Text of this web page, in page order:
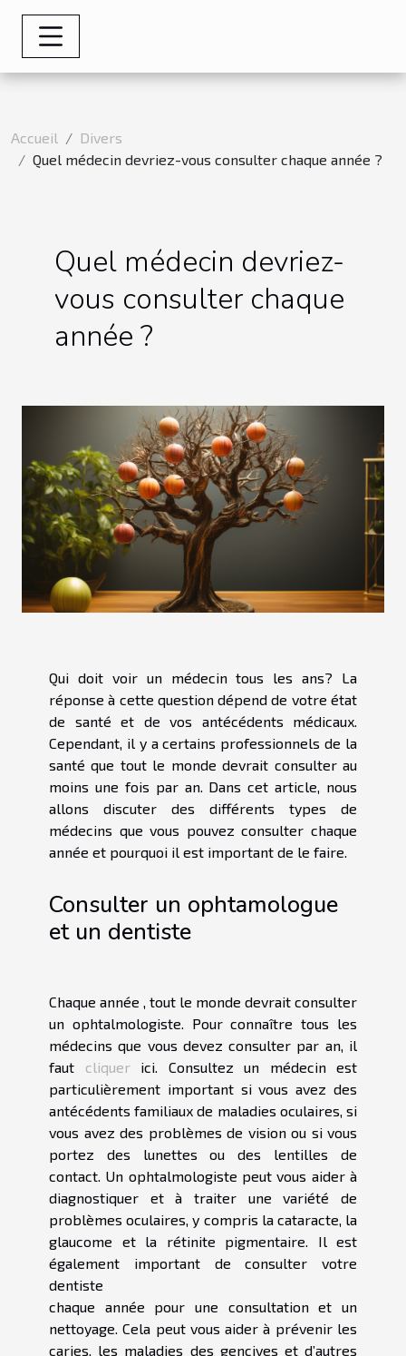
Accueil
Divers
Quel médecin devriez-vous consulter chaque année ?
Quel médecin devriez-
vous consulter chaque
année ?
Qui doit voir un médecin tous les ans? La
réponse à cette question dépend de votre état
de santé et de vos antécédents médicaux.
Cependant, il y a certains professionnels de la
santé que tout le monde devrait consulter au
moins une fois par an. Dans cet article, nous
allons discuter des différents types de
médecins que vous pouvez consulter chaque
année et pourquoi il est important de le faire.
Consulter un ophtamologue
et un dentiste
Chaque année , tout le monde devrait consulter
un ophtalmologiste. Pour connaître tous les
médecins que vous devez consulter par an, il
faut cliquerici. Consultez un médecin est
particulièrement important si vous avez des
antécédents familiaux de maladies oculaires, si
vous avez des problèmes de vision ou si vous
portez des lunettes ou des lentilles de
contact. Un ophtalmologiste peut vous aider à
diagnostiquer et à traiter une variété de
problèmes oculaires, y compris la cataracte, la
glaucome et la rétinite pigmentaire. Il est
également important de consulter votre
dentiste
chaque année pour une consultation et un
nettoyage. Cela peut vous aider à prévenir les
caries, les maladies des gencives et d’autres